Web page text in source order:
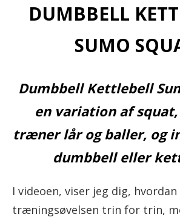
DUMBBELL
SUMO
Dumbbell Kettlebell
en variation af squat,
træner lår og baller, og
dumbbell eller
I videoen, viser jeg dig,
træningsøvelsen trin for trin,